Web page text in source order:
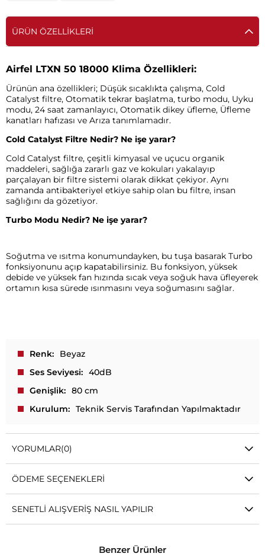
ÜRÜN ÖZELLIKLERI
Airfel LTXN 50 18000 Klima Özellikleri:
Ürünün ana özellikleri; Düşük sıcaklıkta çalışma, Cold
Catalyst filtre, Otomatik tekrar başlatma, turbo modu, Uyku
modu, 24 saat zamanlayıcı, Otomatik dikey üfleme, Üfleme
kanatları hafızası ve Arıza tanımlamadır.
Cold Catalyst Filtre Nedir? Ne işe yarar?
Cold Catalyst filtre, çeşitli kimyasal ve uçucu organik
maddeleri, sağlığa zararlı gaz ve kokuları yakalayıp
parçalayan bir filtre sistemi olarak dikkat çekiyor. Aynı
zamanda antibakteriyel etkiye sahip olan bu filtre, insan
sağlığını da gözetiyor.
Turbo Modu Nedir? Ne işe yarar?
Soğutma ve ısıtma konumundayken, bu tuşa basarak Turbo
fonksiyonunu açıp kapatabilirsiniz. Bu fonksiyon, yüksek
debide ve yüksek fan hızında sıcak veya soğuk hava üfleyerek
ortamın kısa sürede ısınmasını veya soğumasını sağlar.
Renk
Beyaz
Ses Seviyesi
40dB
Genişlik
80 cm
Kurulum
Teknik Servis Tarafından Yapılmaktadır
YORUMLAR(0)
ÖDEME SEÇENEKLERI
SENETLI ALIŞVERIŞ NASIL YAPILIR
Benzer Ürünler